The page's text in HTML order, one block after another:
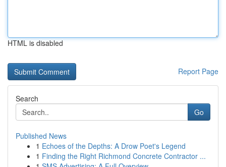
HTML is disabled
Report Page
Search
Go
Published News
1 Echoes of the Depths: A Drow Poet's Legend
1 Finding the Right Richmond Concrete Contractor ...